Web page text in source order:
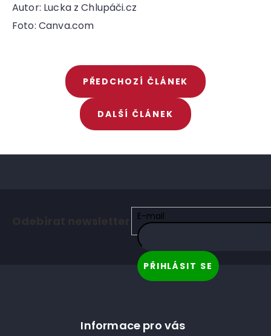
Autor: Lucka z Chlupáči.cz
Foto: Canva.com
PŘEDCHOZÍ ČLÁNEK
DALŠÍ ČLÁNEK
E-mail
PŘIHLÁSIT SE
Informace pro vás